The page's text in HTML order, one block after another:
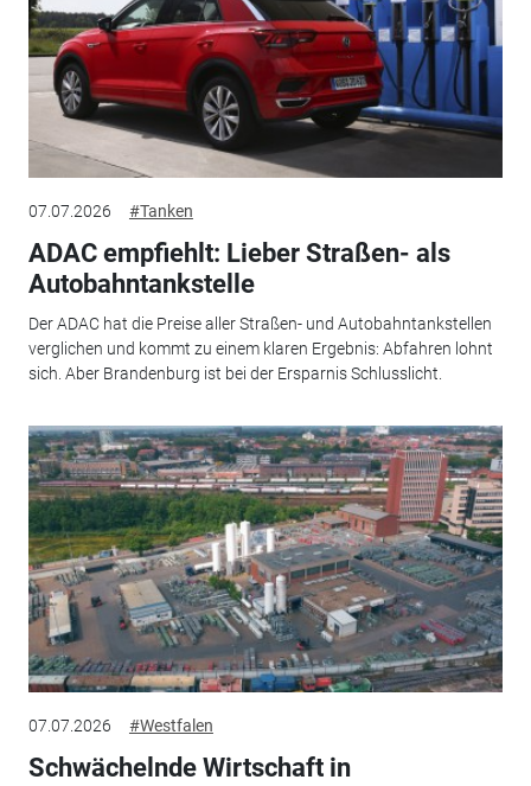
07.07.2026 #Tanken
ADAC empfiehlt: Lieber Straßen- als
Autobahntankstelle
Der ADAC hat die Preise aller Straßen- und Autobahntankstellen
verglichen und kommt zu einem klaren Ergebnis: Abfahren lohnt
sich. Aber Brandenburg ist bei der Ersparnis Schlusslicht.
07.07.2026 #Westfalen
Schwächelnde Wirtschaft in